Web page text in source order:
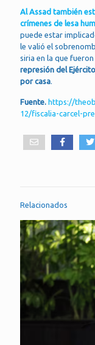
Al Assad también
crímenes de lesa
puede estar
le valió el
siria en la que
represión del
por casa.
Fuente. https://
12/fiscalia-carcel-
Relacionados